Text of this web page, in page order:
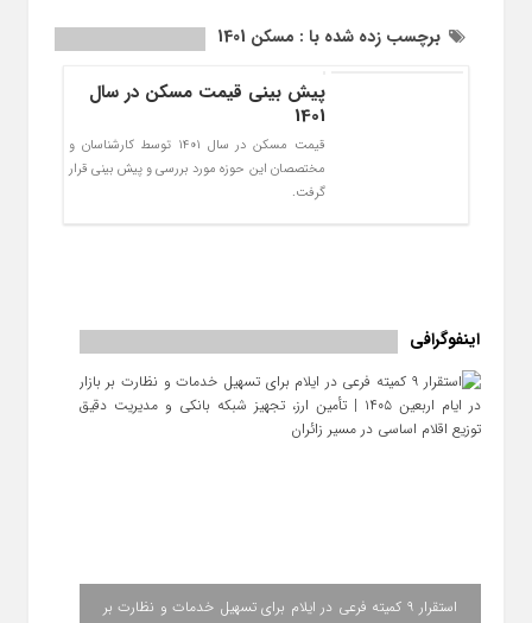
برچسب زده شده با : مسکن 1401
پیش بینی قیمت مسکن در سال
1401
قیمت مسکن در سال 1401 توسط کارشناسان و
مختصصان این حوزه مورد بررسی و پیش بینی قرار
گرفت.
اینفوگرافی
استقرار ۹ کمیته فرعی در ایلام برای تسهیل خدمات و نظارت بر